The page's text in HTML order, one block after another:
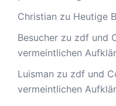
Christian zu Heutige
Besucher zu zdf und
vermeintlichen
Luisman zu zdf und
vermeintlichen